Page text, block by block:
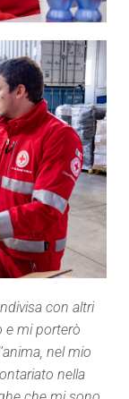
con altri
e mi porterò
nel mio
nella